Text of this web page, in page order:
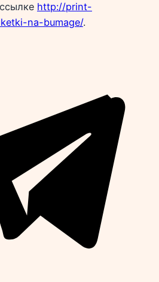
http://print-
na-bumage/.